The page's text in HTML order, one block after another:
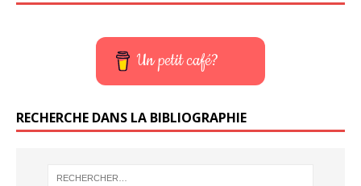
Un petit café?
RECHERCHE DANS LA BIBLIOGRAPHIE